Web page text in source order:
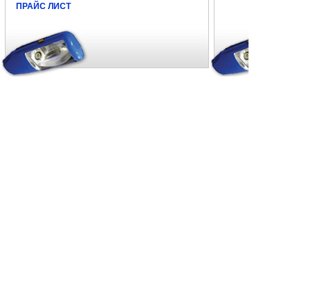
ПРАЙС ЛИСТ